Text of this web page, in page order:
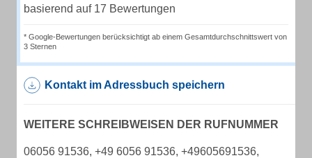
basierend auf 17 Bewertungen
* Google-Bewertungen berücksichtigt ab einem Gesamtdurchschnittswert von
3 Sternen
Kontakt im Adressbuch speichern
WEITERE SCHREIBWEISEN DER RUFNUMMER
06056 91536, +49 6056 91536, +49605691536,